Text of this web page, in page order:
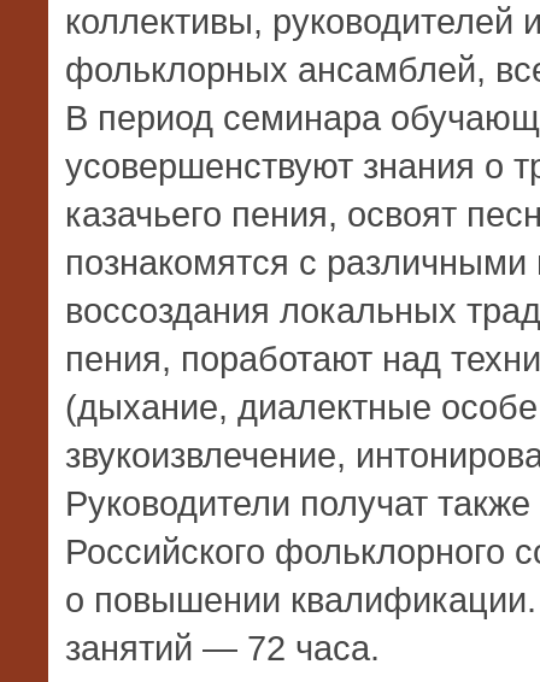
коллективы, руководителей
фольклорных ансамблей,
В период семинара
усовершенствуют знания о
казачьего пения, освоят
познакомятся с
воссоздания локальных
пения, поработают над
(дыхание, диалектные
звукоизвлечение,
Руководители получат
Российского фольклорного
о повышении
занятий — 72 часа.